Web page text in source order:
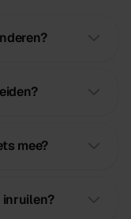
mee?
inruilen?